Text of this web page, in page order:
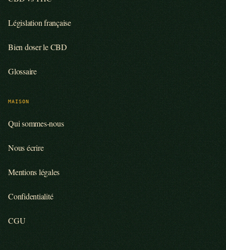
Législation française
Bien doser le CBD
Glossaire
MAISON
Qui sommes-nous
Nous écrire
Mentions légales
Confidentialité
CGU